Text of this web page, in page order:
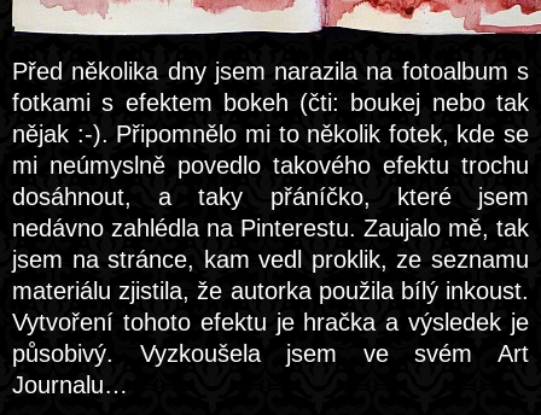
Před několika dny jsem narazila na fotoalbum s
fotkami s efektem bokeh (čti: boukej nebo tak
nějak :-). Připomnělo mi to několik fotek, kde se
mi neúmyslně povedlo takového efektu trochu
dosáhnout, a taky přáníčko, které jsem
nedávno zahlédla na Pinterestu. Zaujalo mě, tak
jsem na stránce, kam vedl proklik, ze seznamu
materiálu zjistila, že autorka použila bílý inkoust.
Vytvoření tohoto efektu je hračka a výsledek je
působivý. Vyzkoušela jsem ve svém Art
Journalu…